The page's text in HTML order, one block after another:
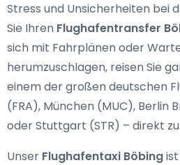
Stress und Unsicherheiten bei
Sie Ihren Flughafentransfer
sich mit Fahrplänen oder
herumzuschlagen, reisen Sie
einem der großen deutschen
(FRA), München (MUC), Berlin
oder Stuttgart (STR) – direkt
Unser Flughafentaxi Böbing